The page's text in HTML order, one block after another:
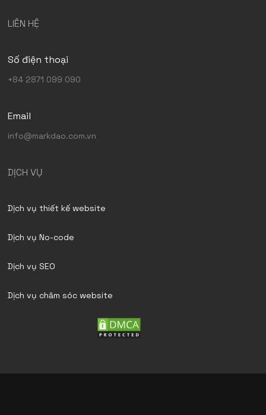
LIÊN HỆ
Số điện thoại
+84 2871 099 090
Email
info@markdao.com.vn
DỊCH VỤ
Dịch vụ thiết kế website
Dịch vụ No-code
Dịch vụ SEO
Dịch vụ chăm sóc website